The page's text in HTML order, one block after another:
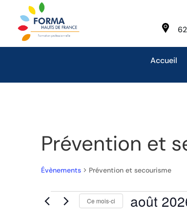
Accueil
Prévention et
Évènements Prévention et secourisme
Évènements
Ce mois-ci août